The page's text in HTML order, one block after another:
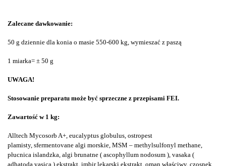
Zalecane dawkowanie:
50 g dziennie dla konia o masie 550-600 kg, wymieszać z paszą
1 miarka= ± 50 g
UWAGA!
Stosowanie preparatu może być sprzeczne z przepisami FEI.
Zawartość w 1 kg:
Alltech Mycosorb A+, eucalyptus globulus, ostropest
plamisty, sfermentovane algi morskie, MSM – methylsulfonyl methane,
płucnica islandzka, algi brunatne ( ascophyllum nodosum ), vasaka (
adhatoda vasica ) ekstrakt, imbir lekarski ekstrakt, oman właściwy, czosnek